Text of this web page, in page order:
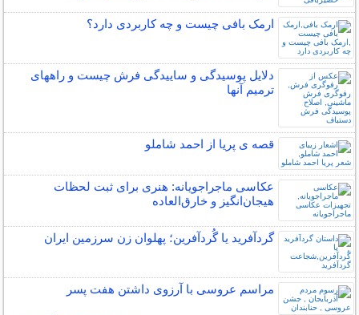
ارمک بافی چیست و چه کاربردی دارد؟
دلایل پوسیدگی و ساییدگی فرش چیست و راههای
ترمیم آنها
قصه ی پریا از احمد شاملو
عکاسی ماجراجویانه: هنری برای ثبت لحظات
هیجان‌انگیز و خارق‌العاده
گردآفرید یا گُردآفرین؛ پهلوان زن سرزمین ایران
مراسم عروسی با آرزوی داشتن هفت پسر